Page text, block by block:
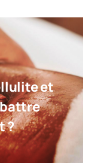
et
?